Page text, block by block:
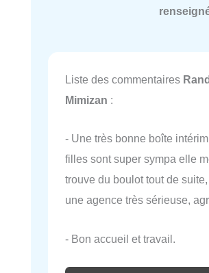
Liste des commentaires
Mimizan :
- Une très bonne boîte
filles sont super sympa elle
trouve du boulot tout de
une agence très sérieuse,
- Bon accueil et travail.